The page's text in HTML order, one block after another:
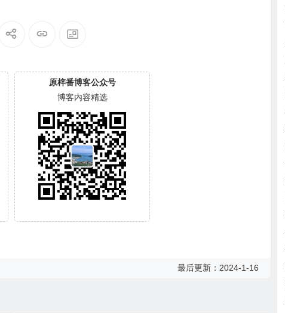
原梓番博客公众号
博客内容精选
最后更新：2024-1-16